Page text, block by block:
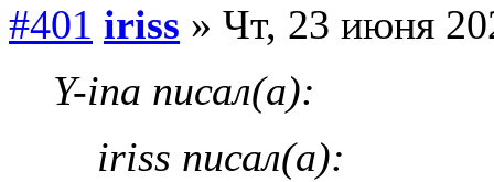
#401 iriss » Чт, 23 июня
Y-ina писал(а):
iriss писал(а):